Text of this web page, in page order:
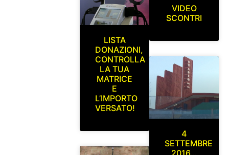
LISTA
DONAZIONI,
CONTROLLA
LA TUA
MATRICE
E
L’IMPORTO
VERSATO!
VIDEO
SCONTRI
4
SETTEMBRE
2016…